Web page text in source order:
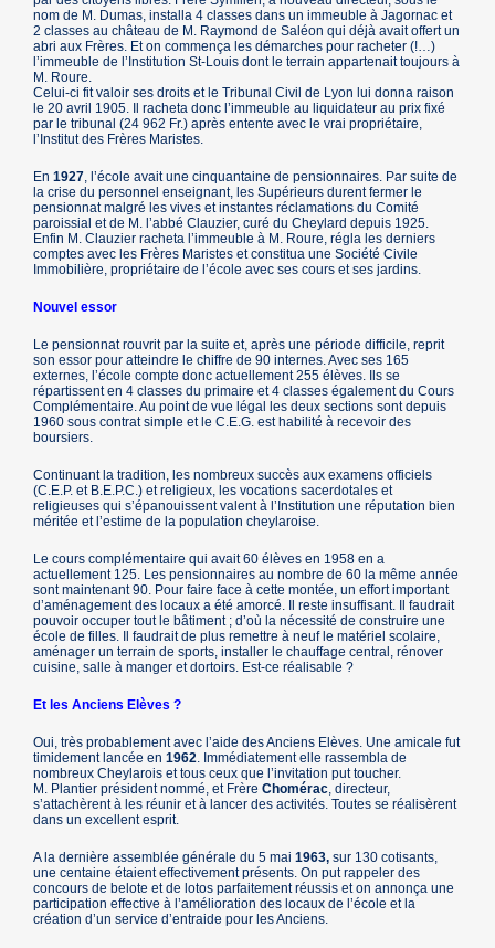
nom de M. Dumas, installa 4 classes dans un immeuble à Jagornac et
2 classes au château de M. Raymond de Saléon qui déjà avait offert un
abri aux Frères. Et on commença les démarches pour racheter (!…)
l’immeuble de l’Institution St-Louis dont le terrain appartenait toujours à
M. Roure.
Celui-ci fit valoir ses droits et le Tribunal Civil de Lyon lui donna raison
le 20 avril 1905. Il racheta donc l’immeuble au liquidateur au prix fixé
par le tribunal (24 962 Fr.) après entente avec le vrai propriétaire,
l’Institut des Frères Maristes.
En1927, l’école avait une cinquantaine de pensionnaires. Par suite de
la crise du personnel enseignant, les Supérieurs durent fermer le
pensionnat malgré les vives et instantes réclamations du Comité
paroissial et de M. l’abbé Clauzier, curé du Cheylard depuis 1925.
Enfin M. Clauzier racheta l’immeuble à M. Roure, régla les derniers
comptes avec les Frères Maristes et constitua une Société Civile
Immobilière, propriétaire de l’école avec ses cours et ses jardins.
Nouvel essor
Le pensionnat rouvrit par la suite et, après une période difficile, reprit
son essor pour atteindre le chiffre de 90 internes. Avec ses 165
externes, l’école compte donc actuellement 255 élèves. Ils se
répartissent en 4 classes du primaire et 4 classes également du Cours
Complémentaire. Au point de vue légal les deux sections sont depuis
1960 sous contrat simple et le C.E.G. est habilité à recevoir des
boursiers.
Continuant la tradition, les nombreux succès aux examens officiels
(C.E.P. et B.E.P.C.) et religieux, les vocations sacerdotales et
religieuses qui s’épanouissent valent à l’Institution une réputation bien
méritée et l’estime de la population cheylaroise.
Le cours complémentaire qui avait 60 élèves en 1958 en a
actuellement 125. Les pensionnaires au nombre de 60 la même année
sont maintenant 90. Pour faire face à cette montée, un effort important
d’aménagement des locaux a été amorcé. Il reste insuffisant. Il faudrait
pouvoir occuper tout le bâtiment ; d’où la nécessité de construire une
école de filles. Il faudrait de plus remettre à neuf le matériel scolaire,
aménager un terrain de sports, installer le chauffage central, rénover
cuisine, salle à manger et dortoirs. Est-ce réalisable ?
Et les Anciens Elèves ?
Oui, très probablement avec l’aide des Anciens Elèves. Une amicale fut
timidement lancée en1962. Immédiatement elle rassembla de
nombreux Cheylarois et tous ceux que l’invitation put toucher.
M. Plantier président nommé, et FrèreChomérac, directeur,
s’attachèrent à les réunir et à lancer des activités. Toutes se réalisèrent
dans un excellent esprit.
A la dernière assemblée générale du 5 mai1963, sur 130 cotisants,
une centaine étaient effectivement présents. On put rappeler des
concours de belote et de lotos parfaitement réussis et on annonça une
participation effective à l’amélioration des locaux de l’école et la
création d’un service d’entraide pour les Anciens.